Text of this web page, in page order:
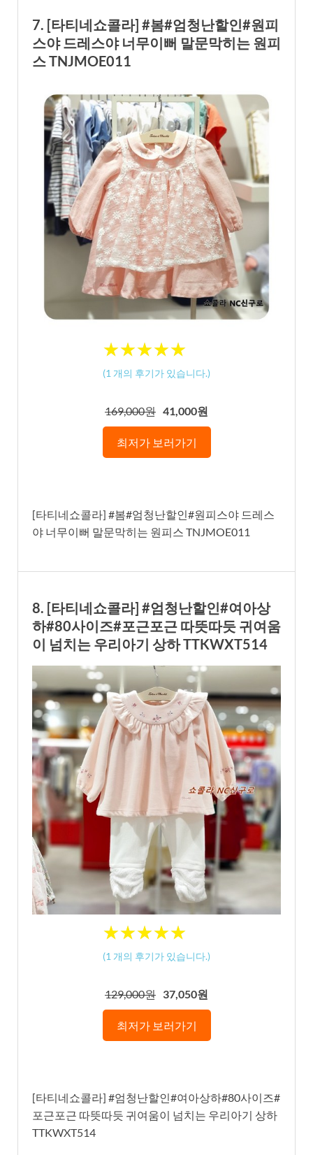
7. [타티네쇼콜라] #봄#엄청난할인#원피
스야 드레스야 너무이뻐 말문막히는 원피
스 TNJMOE011
★★★★★
★★★★★
(1 개의 후기가 있습니다.)
169,000원 41,000원
최저가 보러가기
[타티네쇼콜라] #봄#엄청난할인#원피스야 드레스
야 너무이뻐 말문막히는 원피스 TNJMOE011
8. [타티네쇼콜라] #엄청난할인#여아상
하#80사이즈#포근포근 따뜻따듯 귀여움
이 넘치는 우리아기 상하 TTKWXT514
★★★★★
★★★★★
(1 개의 후기가 있습니다.)
129,000원 37,050원
최저가 보러가기
[타티네쇼콜라] #엄청난할인#여아상하#80사이즈#
포근포근 따뜻따듯 귀여움이 넘치는 우리아기 상하
TTKWXT514